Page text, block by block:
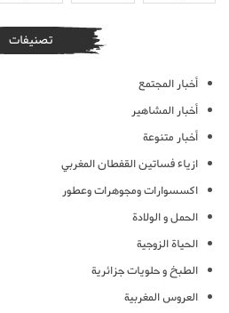
تصنيفات
أخبار المجتمع
أخبار المشاهير
أخبار متنوعة
ازياء فساتين القفطان المغربي
اكسسوارات ومجوهرات وعطور
الحمل و الولادة
الحياة الزوجية
الطبخ و حلويات جزائرية
العروس المغربية